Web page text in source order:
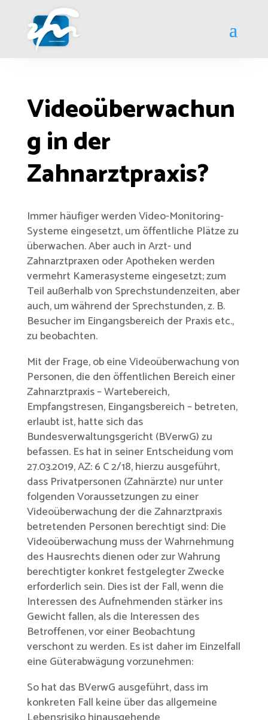
Videoüberwachun
g in der
Zahnarztpraxis?
Immer häufiger werden Video-Monitoring-
Systeme eingesetzt, um öffentliche Plätze zu
überwachen. Aber auch in Arzt- und
Zahnarztpraxen oder Apotheken werden
vermehrt Kamerasysteme eingesetzt; zum
Teil außerhalb von Sprechstundenzeiten, aber
auch, um während der Sprechstunden, z. B.
Besucher im Eingangsbereich der Praxis etc.,
zu beobachten.
Mit der Frage, ob eine Videoüberwachung von
Personen, die den öffentlichen Bereich einer
Zahnarztpraxis – Wartebereich,
Empfangstresen, Eingangsbereich – betreten,
erlaubt ist, hatte sich das
Bundesverwaltungsgericht (BVerwG) zu
befassen. Es hat in seiner Entscheidung vom
27.03.2019, AZ: 6 C 2/18, hierzu ausgeführt,
dass Privatpersonen (Zahnärzte) nur unter
folgenden Voraussetzungen zu einer
Videoüberwachung der die Zahnarztpraxis
betretenden Personen berechtigt sind: Die
Videoüberwachung muss der Wahrnehmung
des Hausrechts dienen oder zur Wahrung
berechtigter konkret festgelegter Zwecke
erforderlich sein. Dies ist der Fall, wenn die
Interessen des Aufnehmenden stärker ins
Gewicht fallen, als die Interessen des
Betroffenen, vor einer Beobachtung
verschont zu werden. Es ist daher im Einzelfall
eine Güterabwägung vorzunehmen:
So hat das BVerwG ausgeführt, dass im
konkreten Fall keine über das allgemeine